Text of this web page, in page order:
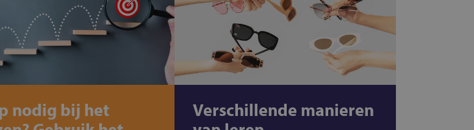
nodig bij het
Verschillende manieren